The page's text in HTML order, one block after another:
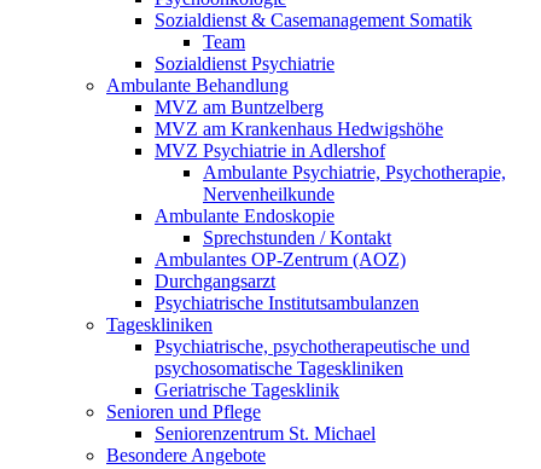
Sozialdienst & Casemanagement Somatik
Team
Sozialdienst Psychiatrie
Ambulante Behandlung
MVZ am Buntzelberg
MVZ am Krankenhaus Hedwigshöhe
MVZ Psychiatrie in Adlershof
Ambulante Psychiatrie, Psychotherapie,
Nervenheilkunde
Ambulante Endoskopie
Sprechstunden / Kontakt
Ambulantes OP-Zentrum (AOZ)
Durchgangsarzt
Psychiatrische Institutsambulanzen
Tageskliniken
Psychiatrische, psychotherapeutische und
psychosomatische Tageskliniken
Geriatrische Tagesklinik
Senioren und Pflege
Seniorenzentrum St. Michael
Besondere Angebote